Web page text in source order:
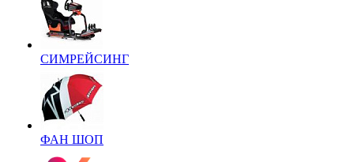
СИМРЕЙСИНГ
ФАН ШОП